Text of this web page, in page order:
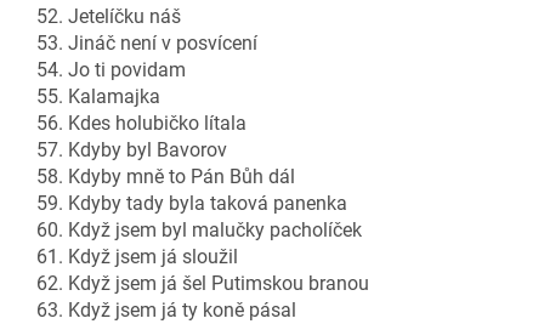
52. Jetelíčku náš
53. Jináč není v posvícení
54. Jo ti povidam
55. Kalamajka
56. Kdes holubičko lítala
57. Kdyby byl Bavorov
58. Kdyby mně to Pán Bůh dál
59. Kdyby tady byla taková panenka
60. Když jsem byl malučky pacholíček
61. Když jsem já sloužil
62. Když jsem já šel Putimskou branou
63. Když jsem já ty koně pásal